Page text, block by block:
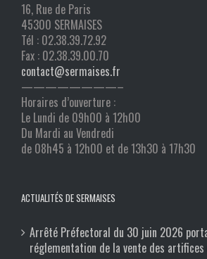
16, Rue de Paris
45300 SERMAISES
Tél : 02.38.39.72.92
Fax : 02.38.39.00.70
contact@sermaises.fr
————————–
Horaires d’ouverture :
Le Lundi de 09h00 à 12h00
Du Mardi au Vendredi
de 08h45 à 12h00 et de 13h30 à 17h30
ACTUALITÉS DE SERMAISES
Arrêté Préfectoral du 30 juin 2026
réglementation de la vente des